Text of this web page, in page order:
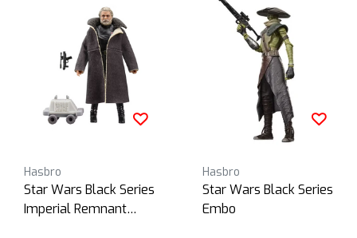
Hasbro
Star Wars Black Series
Imperial Remnant
Hasbro
Star Wars Black Series
Embo